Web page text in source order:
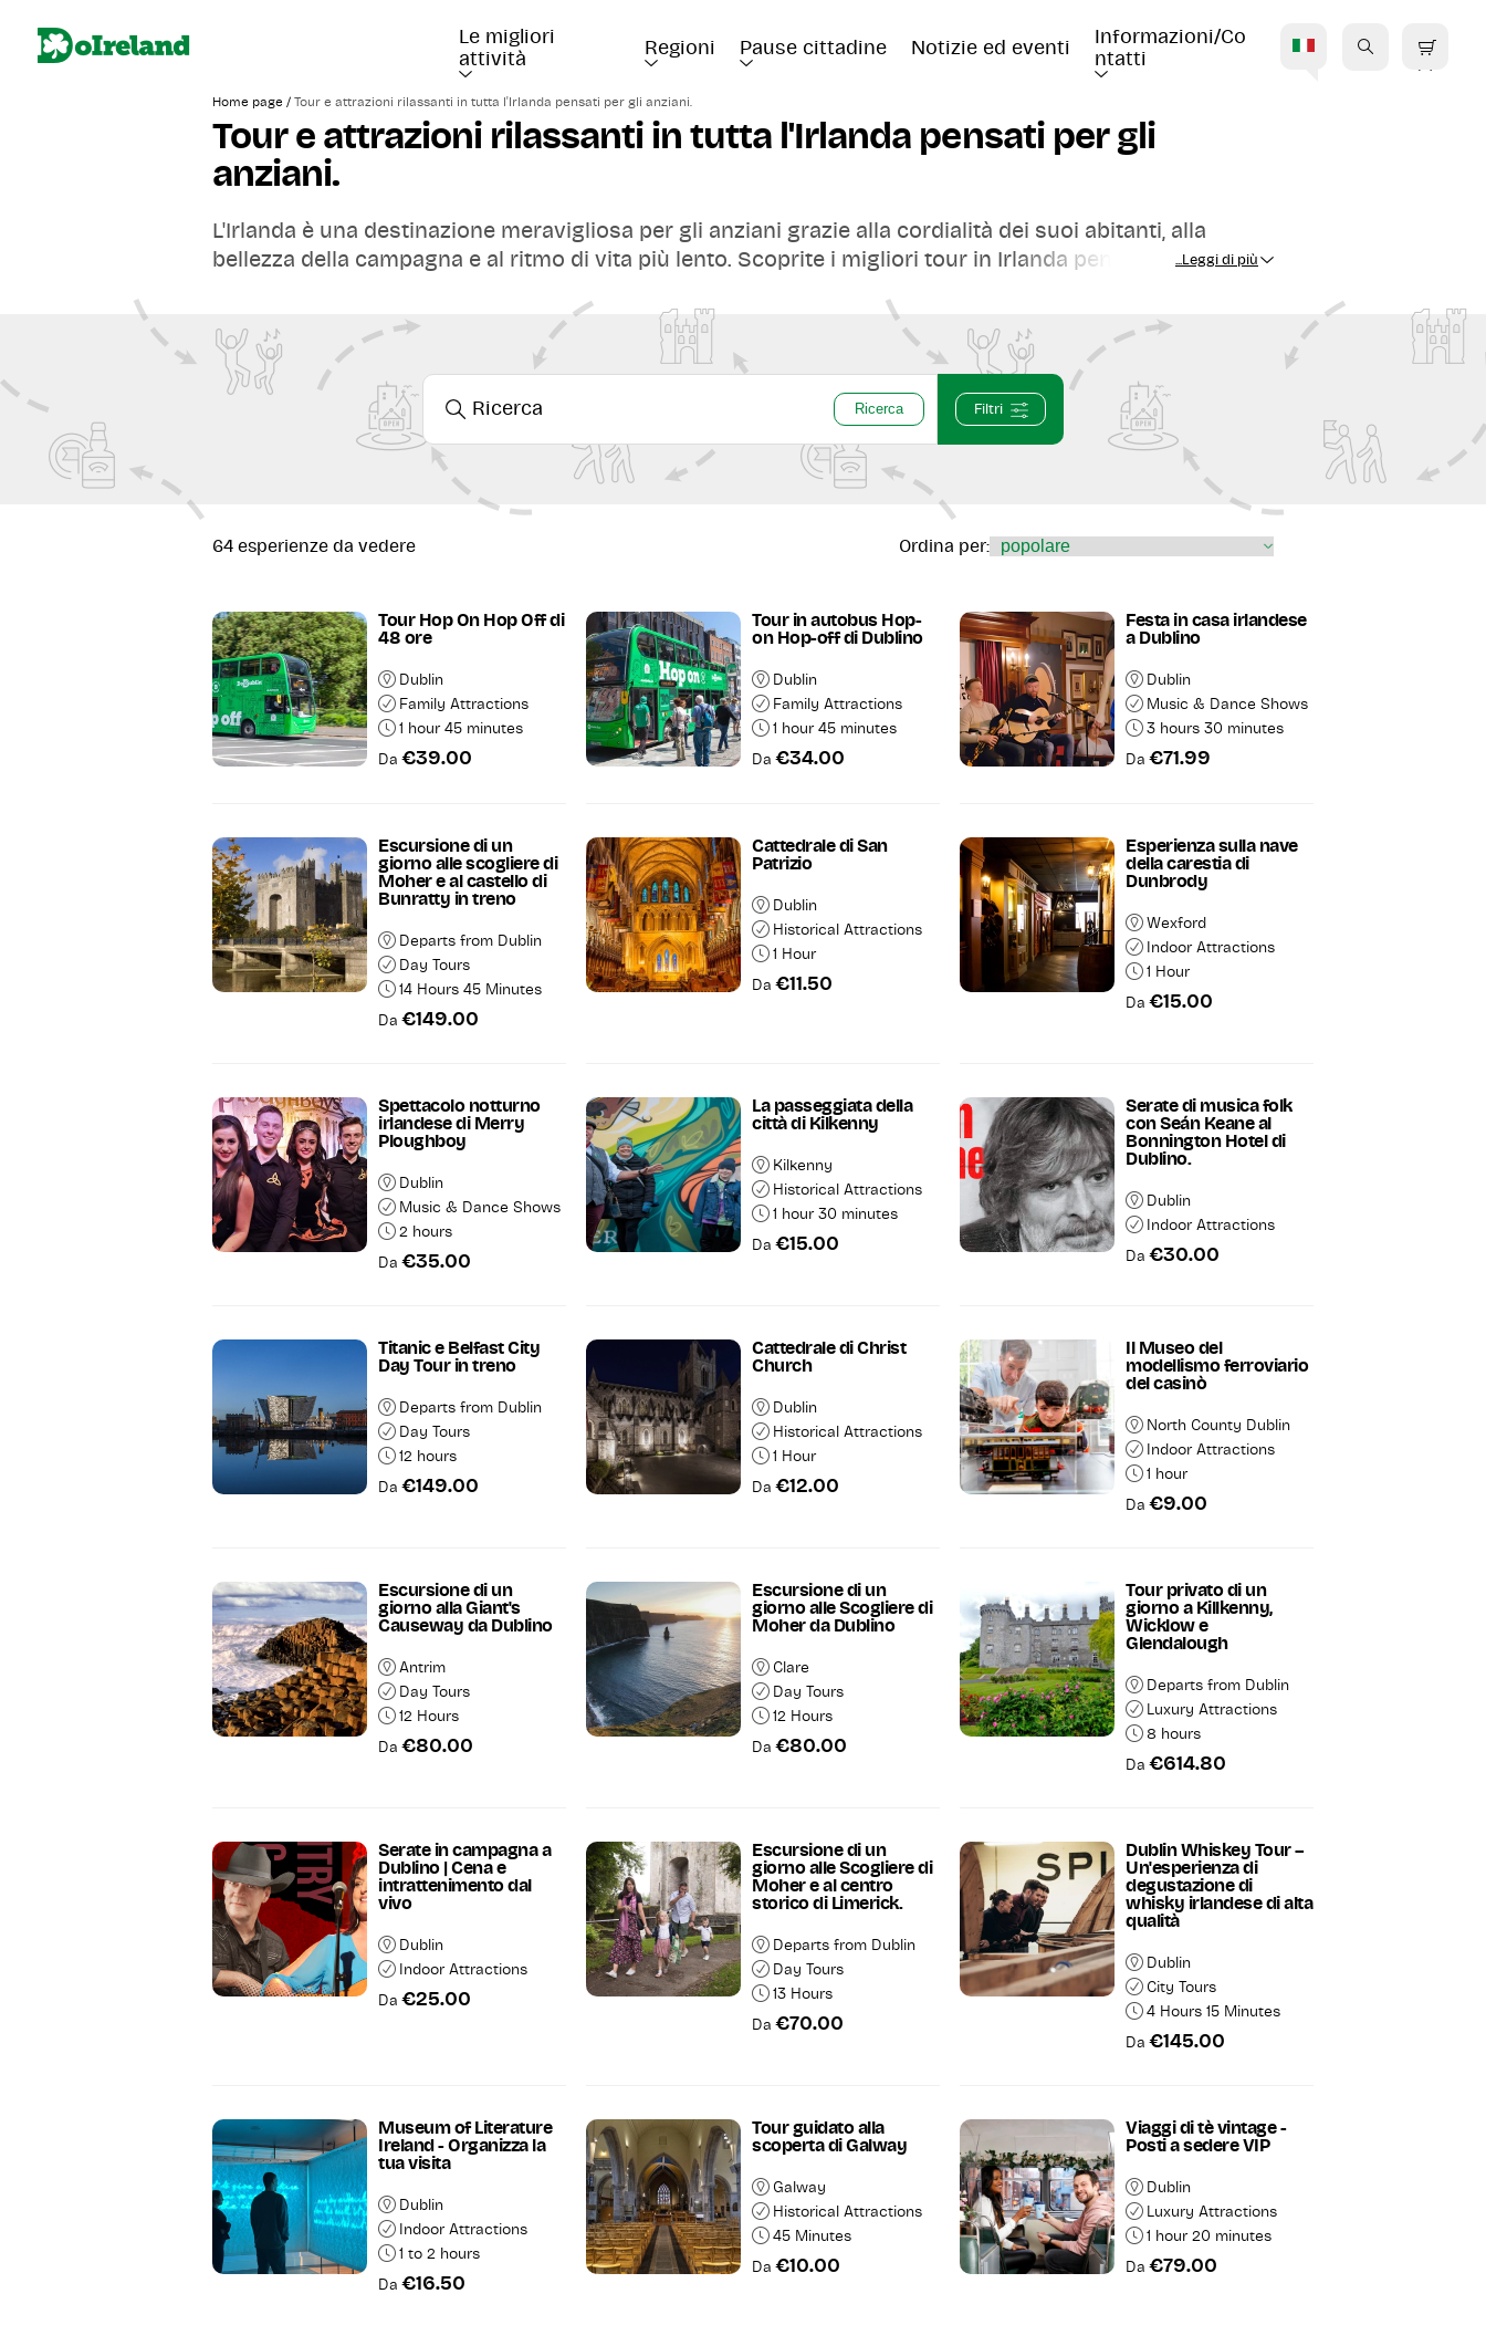
Le migliori
attività
Regioni Pause cittadine Notizie ed eventi
Informazioni/Co
ntatti
Home page / Tour e attrazioni rilassanti in tutta l'Irlanda pensati per gli anziani.
Tour e attrazioni rilassanti in tutta l'Irlanda pensati per gli
anziani.
L'Irlanda è una destinazione meravigliosa per gli anziani grazie alla cordialità dei suoi abitanti, alla
bellezza della campagna e al ritmo di vita più lento. Scoprite i migliori tour in Irlanda pensati per gli
Comode gite di un giorno in autobus e in treno
Siti del patrimonio accessibili e
Esperienze culturali suggestive.
tour gastronomicia Kilkenny alle tranquilleescursioni in battellonel Kerry, queste
esperienze sono pensate per un viaggio lento e confortevole.
Che siate alla ricerca di attrazioni turistiche facilmente raggiungibili, di tour panoramici rilassanti o di
esperienze culturali e storiche da vivere con calma, l'Irlanda offre moltissimi modi piacevoli per
...Leggi di più
Ricerca Filtri
Cancella tutto
Mostra i
Risultati
64 esperienze da vedere Ordina per:
Tour Hop On Hop Off di
48 ore
Dublin
Family Attractions
1 hour 45 minutes
Da €39.00
Tour in autobus Hop-
on Hop-off di Dublino
Dublin
Family Attractions
1 hour 45 minutes
Da €34.00
Festa in casa irlandese
a Dublino
Dublin
Music & Dance Shows
3 hours 30 minutes
Da €71.99
Escursione di un
giorno alle scogliere di
Moher e al castello di
Bunratty in treno
Departs from Dublin
Day Tours
14 Hours 45 Minutes
Da €149.00
Cattedrale di San
Patrizio
Dublin
Historical Attractions
1 Hour
Da €11.50
Esperienza sulla nave
della carestia di
Dunbrody
Wexford
Indoor Attractions
1 Hour
Da €15.00
Spettacolo notturno
irlandese di Merry
Ploughboy
Dublin
Music & Dance Shows
2 hours
Da €35.00
La passeggiata della
città di Kilkenny
Kilkenny
Historical Attractions
1 hour 30 minutes
Da €15.00
Serate di musica folk
con Seán Keane al
Bonnington Hotel di
Dublino.
Dublin
Indoor Attractions
Da €30.00
Titanic e Belfast City
Day Tour in treno
Departs from Dublin
Day Tours
12 hours
Da €149.00
Cattedrale di Christ
Church
Dublin
Historical Attractions
1 Hour
Da €12.00
Il Museo del
modellismo ferroviario
del casinò
North County Dublin
Indoor Attractions
1 hour
Da €9.00
Escursione di un
giorno alla Giant's
Causeway da Dublino
Antrim
Day Tours
12 Hours
Da €80.00
Escursione di un
giorno alle Scogliere di
Moher da Dublino
Clare
Day Tours
12 Hours
Da €80.00
Tour privato di un
giorno a Killkenny,
Wicklow e
Glendalough
Departs from Dublin
Luxury Attractions
8 hours
Da €614.80
Serate in campagna a
Dublino | Cena e
intrattenimento dal
vivo
Dublin
Indoor Attractions
Da €25.00
Escursione di un
giorno alle Scogliere di
Moher e al centro
storico di Limerick.
Departs from Dublin
Day Tours
13 Hours
Da €70.00
Dublin Whiskey Tour –
Un'esperienza di
degustazione di
whisky irlandese di alta
qualità
Dublin
City Tours
4 Hours 15 Minutes
Da €145.00
Museum of Literature
Ireland - Organizza la
tua visita
Dublin
Indoor Attractions
1 to 2 hours
Da €16.50
Tour guidato alla
scoperta di Galway
Galway
Historical Attractions
45 Minutes
Da €10.00
Viaggi di tè vintage -
Posti a sedere VIP
Dublin
Luxury Attractions
1 hour 20 minutes
Da €79.00